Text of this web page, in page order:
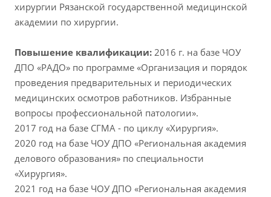
хирургии Рязанской государственной медицинской
академии по хирургии.
Повышение квалификации: 2016 г. на базе ЧОУ
ДПО «РАДО» по программе «Организация и порядок
проведения предварительных и периодических
медицинских осмотров работников. Избранные
вопросы профессиональной патологии».
2017 год на базе СГМА - по циклу «Хирургия».
2020 год на базе ЧОУ ДПО «Региональная академия
делового образования» по специальности
«Хирургия».
2021 год на базе ЧОУ ДПО «Региональная академия